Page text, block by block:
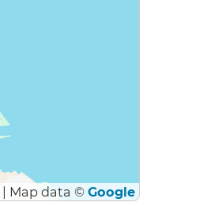
Map data © Google